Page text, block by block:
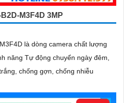
M3F4D 3MP
là dòng camera chất lượng
năng Tự động chuyển ngày đêm,
chống gợn, chống nhiễu